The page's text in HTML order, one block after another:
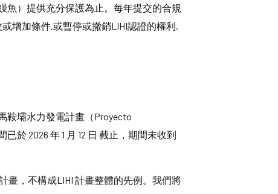
魚）提供充分保護為止。每年提交的合規
增加條件,或暫停或撤銷LIHI認證的權利.
鞍壩水力發電計畫（Proyecto
於 2026 年 1 月 12 日 截止，期間未收到
畫，不構成LIHI 計畫整體的先例。我們將